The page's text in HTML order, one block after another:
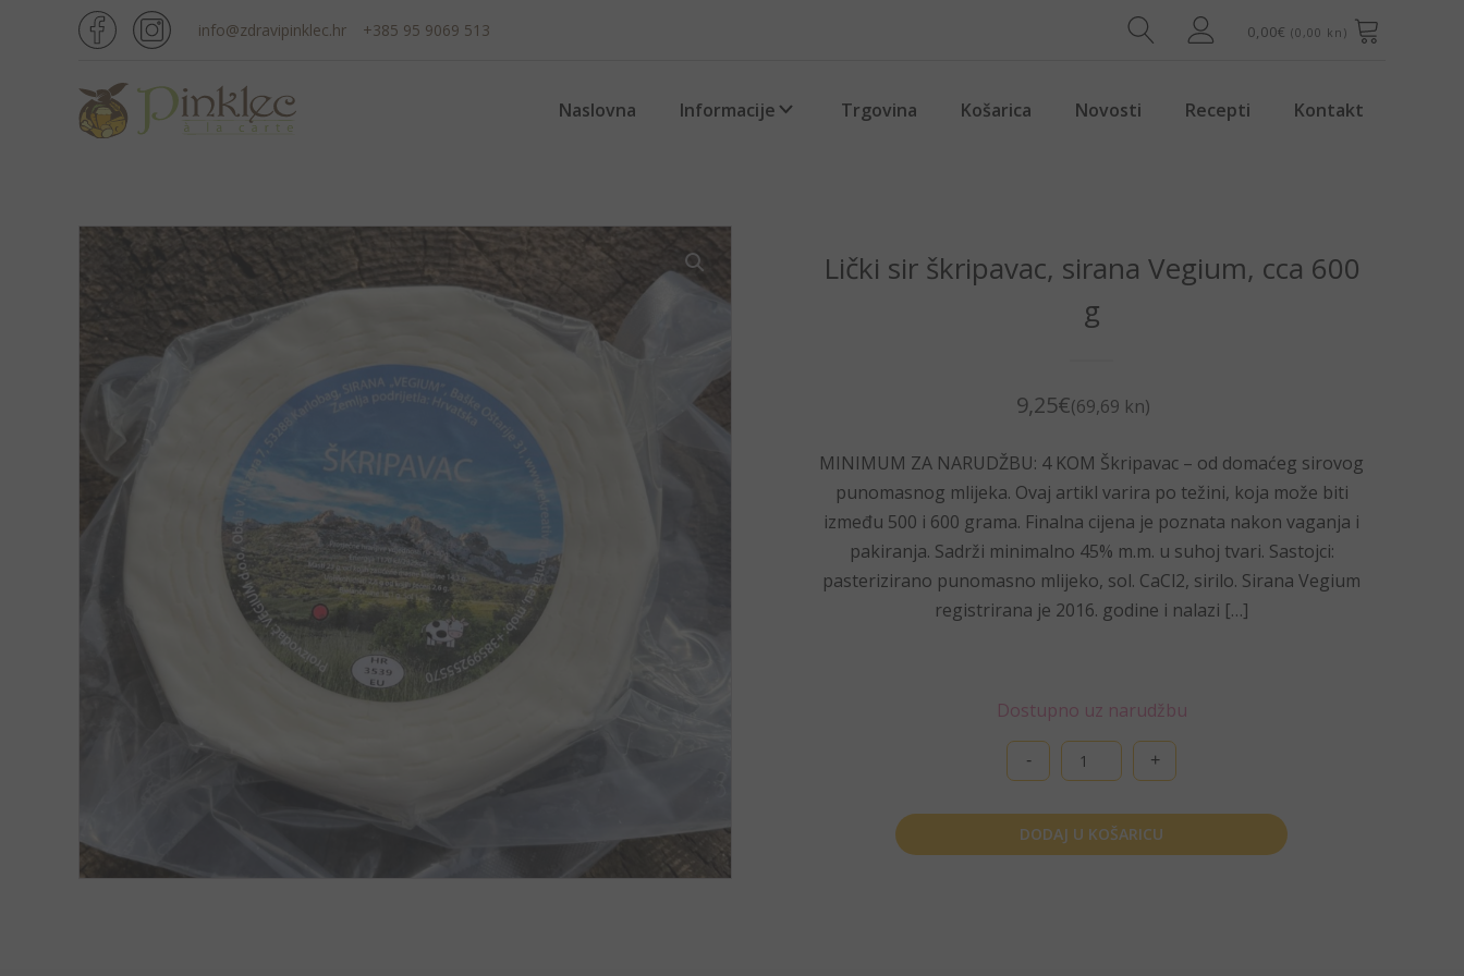
info@zdravipinklec.hr +385 95 9069 513 0,00€ (0,00 kn)
Naslovna Informacije Trgovina Košarica Novosti Recepti Kontakt
Lički sir škripavac, sirana Vegium, cca 600
g
9,25€(69,69 kn)
MINIMUM ZA NARUDŽBU: 4 KOM Škripavac – od domaćeg sirovog
punomasnog mlijeka. Ovaj artikl varira po težini, koja može biti
između 500 i 600 grama. Finalna cijena je poznata nakon vaganja i
pakiranja. Sadrži minimalno 45% m.m. u suhoj tvari. Sastojci:
pasterizirano punomasno mlijeko, sol. CaCl2, sirilo. Sirana Vegium
registrirana je 2016. godine i nalazi […]
Dostupno uz narudžbu
sir
sirana
Vegium,
cca
DODAJ U KOŠARICU